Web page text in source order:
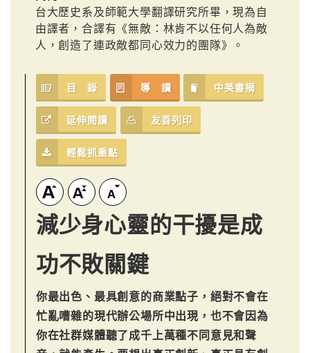
台大歷史系及師範大學翻譯研究所畢，現為自
由譯者，合譯有《無敵：林肯不以任何人為敵
人，創造了連政敵都同心效力的團隊》。
目 錄 導 讀 中英書摘
延伸閱讀 友善列印
輕鬆抓重點
減少身心靈的干擾是成
功不敗關鍵
你最出色、最具創意的商業點子，絕對不會在
忙亂嘈雜的現代辦公場所中出現，也不會因為
你在社群媒體聽了成千上萬種不同意見和聲